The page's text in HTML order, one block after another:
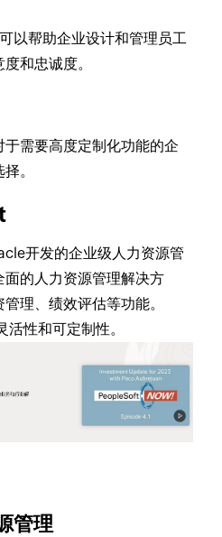
以帮助企业设计和管理员工
和忠诚度。
需要高度定制化功能的企
。
开发的企业级人力资源管
的人力资源管理解决方
理、绩效评估等功能。
性和可定制性。
管理